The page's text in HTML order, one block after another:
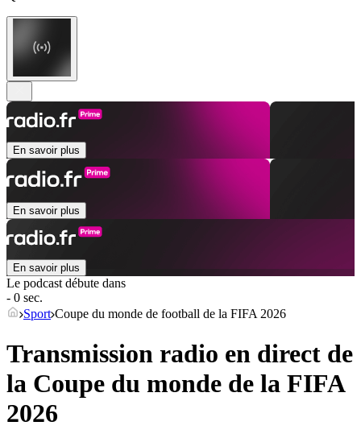
En savoir plus
En savoir plus
En savoir plus
Le podcast débute dans
- 0 sec.
Sport Coupe du monde de football de la FIFA 2026
Transmission radio en direct de
la Coupe du monde de la FIFA
2026